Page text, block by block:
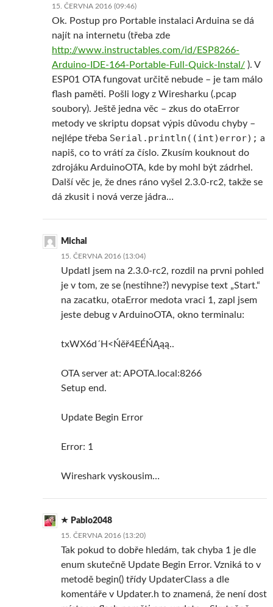
15. ČERVNA 2016 (09:46)
Ok. Postup pro Portable instalaci Arduina se dá
najít na internetu (třeba zde
http://www.instructables.com/id/ESP8266-
Arduino-IDE-164-Portable-Full-Quick-Instal/ ). V
ESP01 OTA fungovat určitě nebude – je tam málo
flash paměti. Pošli logy z Wiresharku (.pcap
soubory). Ještě jedna věc – zkus do otaError
metody ve skriptu dopsat výpis důvodu chyby –
nejlépe třeba Serial.println((int)error); a
napiš, co to vrátí za číslo. Zkusím kouknout do
zdrojáku ArduinoOTA, kde by mohl být zádrhel.
Další věc je, že dnes ráno vyšel 2.3.0-rc2, takže se
dá zkusit i nová verze jádra…
Michal
15. ČERVNA 2016 (13:04)
Updatl jsem na 2.3.0-rc2, rozdil na prvni pohled
je v tom, ze se (nestihne?) nevypise text „Start.“
na zacatku, otaError medota vraci 1, zapl jsem
jeste debug v ArduinoOTA, okno terminalu:
txWX6d´H<Ńěř4EÉŃĄąą..
OTA server at: APOTA.local:8266
Setup end.
Update Begin Error
Error: 1
Wireshark vyskousim…
Pablo2048
15. ČERVNA 2016 (13:20)
Tak pokud to dobře hledám, tak chyba 1 je dle
enum skutečně Update Begin Error. Vzniká to v
metodě begin() třídy UpdaterClass a dle
komentáře v Updater.h to znamená, že není dost